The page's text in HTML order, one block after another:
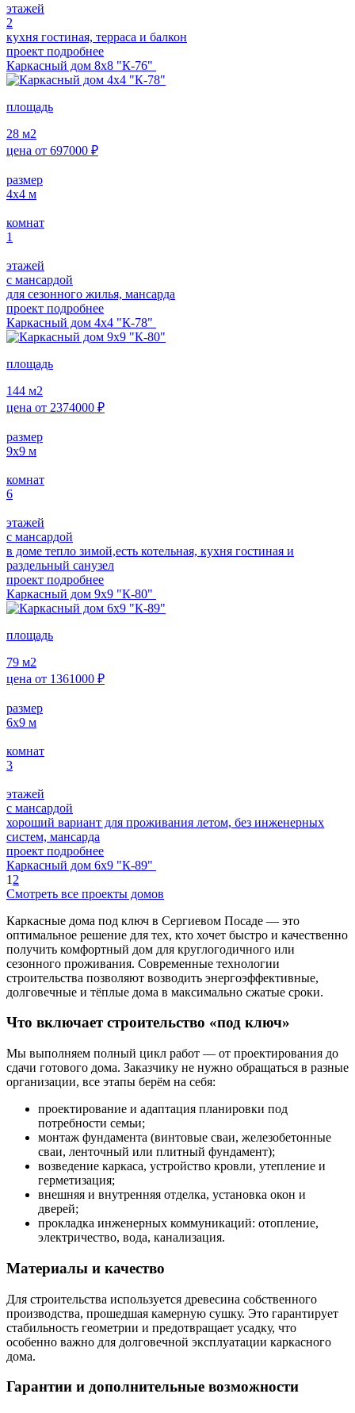
этажей
2
кухня гостиная, терраса и балкон
проект подробнее
Каркасный дом 8х8 "К-76"
площадь
28 м2
цена от 697000 ₽
размер
4х4 м
комнат
1
этажей
с мансардой
для сезонного жилья, мансарда
проект подробнее
Каркасный дом 4х4 "К-78"
площадь
144 м2
цена от 2374000 ₽
размер
9х9 м
комнат
6
этажей
с мансардой
в доме тепло зимой,есть котельная, кухня гостиная и
раздельный санузел
проект подробнее
Каркасный дом 9х9 "К-80"
площадь
79 м2
цена от 1361000 ₽
размер
6х9 м
комнат
3
этажей
с мансардой
хороший вариант для проживания летом, без инженерных
систем, мансарда
проект подробнее
Каркасный дом 6х9 "К-89"
1 2
Смотреть все проекты домов
Каркасные дома под ключ в Сергиевом Посаде — это
оптимальное решение для тех, кто хочет быстро и качественно
получить комфортный дом для круглогодичного или
сезонного проживания. Современные технологии
строительства позволяют возводить энергоэффективные,
долговечные и тёплые дома в максимально сжатые сроки.
Что включает строительство «под ключ»
Мы выполняем полный цикл работ — от проектирования до
сдачи готового дома. Заказчику не нужно обращаться в разные
организации, все этапы берём на себя:
проектирование и адаптация планировки под
потребности семьи;
монтаж фундамента (винтовые сваи, железобетонные
сваи, ленточный или плитный фундамент);
возведение каркаса, устройство кровли, утепление и
герметизация;
внешняя и внутренняя отделка, установка окон и
дверей;
прокладка инженерных коммуникаций: отопление,
электричество, вода, канализация.
Материалы и качество
Для строительства используется древесина собственного
производства, прошедшая камерную сушку. Это гарантирует
стабильность геометрии и предотвращает усадку, что
особенно важно для долговечной эксплуатации каркасного
дома.
Гарантии и дополнительные возможности